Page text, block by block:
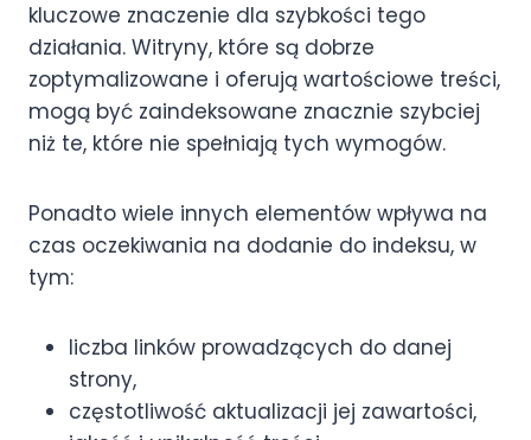
kluczowe znaczenie dla szybkości tego
działania. Witryny, które są dobrze
zoptymalizowane i oferują wartościowe treści,
mogą być zaindeksowane znacznie szybciej
niż te, które nie spełniają tych wymogów.
Ponadto wiele innych elementów wpływa na
czas oczekiwania na dodanie do indeksu, w
tym:
liczba linków prowadzących do danej
strony,
częstotliwość aktualizacji jej zawartości,